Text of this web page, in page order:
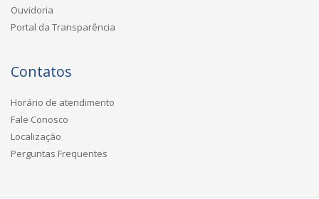
Ouvidoria
Portal da Transparência
Contatos
Horário de atendimento
Fale Conosco
Localização
Perguntas Frequentes